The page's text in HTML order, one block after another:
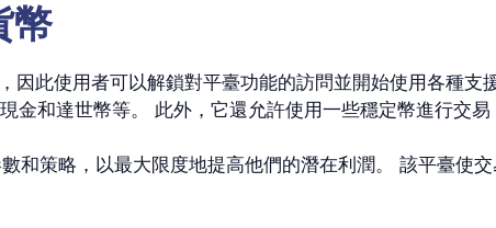
幣
因此使用者可以解鎖對平臺功能的訪問並開始使用各種
金和達世幣等。 此外，它還允許使用一些穩定幣進行交
和策略，以最大限度地提高他們的潛在利潤。 該平臺使